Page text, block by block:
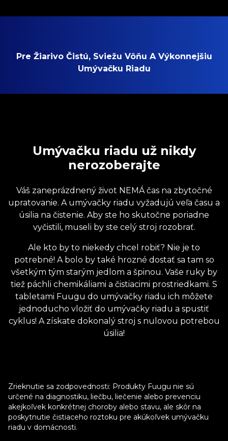
Pre Žiarivo Čistú, Sviežu Vôňu A Výkonnejšiu
Umývačku Riadu
Umývačku riadu už nikdy
nerozoberajte
Váš zaneprázdnený život NEMÁ čas na zbytočné
upratovanie. A umývačky riadu vyžadujú veľa času a
úsilia na čistenie. Aby ste ho skutočne poriadne
vyčistili, museli by ste celý stroj rozobrať.
Ale kto by to niekedy chcel robiť? Nie je to
potrebné! A bolo by také hrozné dostať sa tam so
všetkým tým starým jedlom a špinou. Vaše ruky by
tiež páchli chemikáliami a čistiacimi prostriedkami. S
tabletami Fuugu do umývačky riadu ich môžete
jednoducho vložiť do umývačky riadu a spustiť
cyklus! A získate dokonalý stroj s nulovou potrebou
úsilia!
Zrieknutie sa zodpovednosti: Produkty Fuugu nie sú
určené na diagnostiku, liečbu, liečenie alebo prevenciu
akejkoľvek konkrétnej choroby alebo stavu, ale skôr na
poskytnutie čistiaceho roztoku pre akúkoľvek umývačku
riadu v domácnosti.